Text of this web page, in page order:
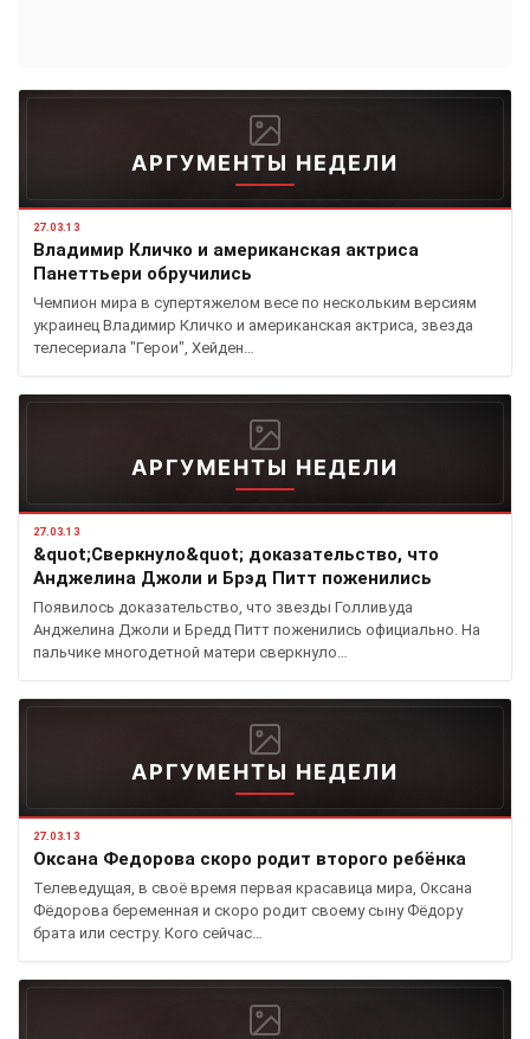
АРГУМЕНТЫ НЕДЕЛИ
27.03.13
Владимир Кличко и американская актриса
Панеттьери обручились
Чемпион мира в супертяжелом весе по нескольким версиям
украинец Владимир Кличко и американская актриса, звезда
телесериала "Герои", Хейден…
АРГУМЕНТЫ НЕДЕЛИ
27.03.13
&quot;Сверкнуло&quot; доказательство, что
Анджелина Джоли и Брэд Питт поженились
Появилось доказательство, что звезды Голливуда
Анджелина Джоли и Бредд Питт поженились официально. На
пальчике многодетной матери сверкнуло…
АРГУМЕНТЫ НЕДЕЛИ
27.03.13
Оксана Федорова скоро родит второго ребёнка
Телеведущая, в своё время первая красавица мира, Оксана
Фёдорова беременная и скоро родит своему сыну Фёдору
брата или сестру. Кого сейчас…